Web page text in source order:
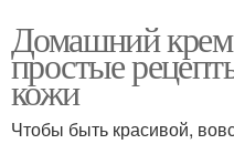
Домашний
простые
кожи
Чтобы быть красивой,